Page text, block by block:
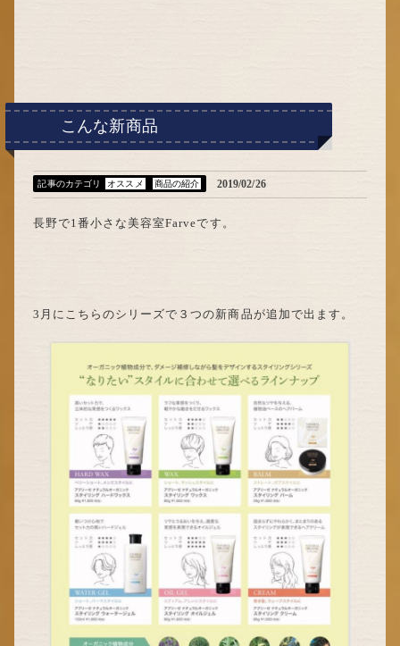
こんな新商品
記事のカテゴリ オススメ 商品の紹介 2019/02/26
長野で1番小さな美容室Farveです。
3月にこちらのシリーズで３つの新商品が追加で出ます。